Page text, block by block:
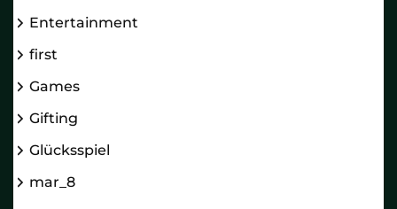
Entertainment
first
Games
Gifting
Glücksspiel
mar_8